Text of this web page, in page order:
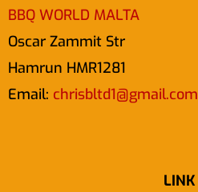
BBQ WORLD MALTA
Oscar Zammit Str
Hamrun HMR1281
Email: chrisbltd1@gmail.com
LINK